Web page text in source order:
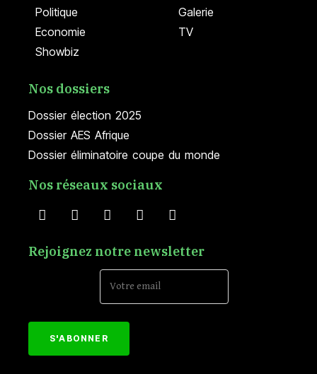
Politique
Economie
Showbiz
Galerie
TV
Dossier élection 2025
Dossier AES Afrique
Dossier éliminatoire coupe du monde
Nos dossiers
Nos réseaux sociaux
Rejoignez notre newsletter